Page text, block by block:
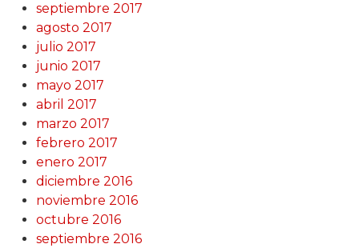
septiembre 2017
agosto 2017
julio 2017
junio 2017
mayo 2017
abril 2017
marzo 2017
febrero 2017
enero 2017
diciembre 2016
noviembre 2016
octubre 2016
septiembre 2016